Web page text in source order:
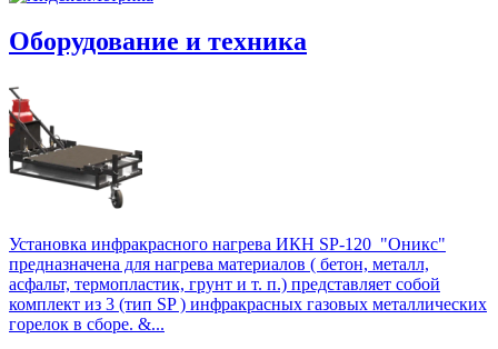
Оборудование и техника
Установка инфракрасного нагрева ИКН SP-120 "Оникс"
предназначена для нагрева материалов ( бетон, металл,
асфальт, термопластик, грунт и т. п.) представляет собой
комплект из 3 (тип SP ) инфракрасных газовых металлических
горелок в сборе. &...